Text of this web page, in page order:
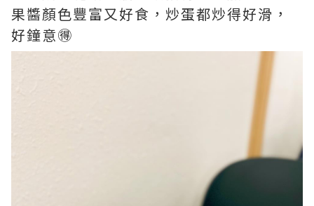
果醬顏色豐富又好食，炒蛋都炒得好滑，
好鐘意🉐